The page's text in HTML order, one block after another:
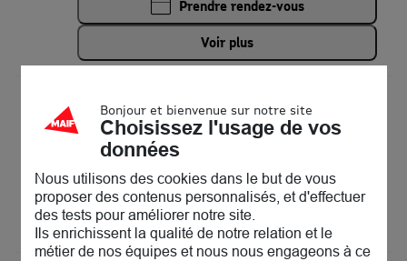
Prendre rendez-vous
Voir plus
MAIF Assurances Paris Magenta
15 boulevard Magenta
75010 Paris
Fermé aujourd'hui
Prendre rendez-vous
Voir plus
Bonjour et bienvenue sur notre site
Choisissez l'usage de vos
données
Nous utilisons des cookies dans le but de vous
proposer des contenus personnalisés, et d'effectuer
des tests pour améliorer notre site.
Ils enrichissent la qualité de notre relation et le
métier de nos équipes et nous nous engageons à ce